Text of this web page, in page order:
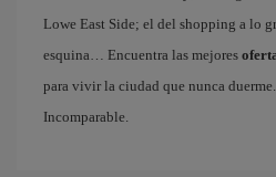
Lowe East Side; el del shopping a lo
esquina… Encuentra las mejores
para vivir la ciudad que nunca
Incomparable.